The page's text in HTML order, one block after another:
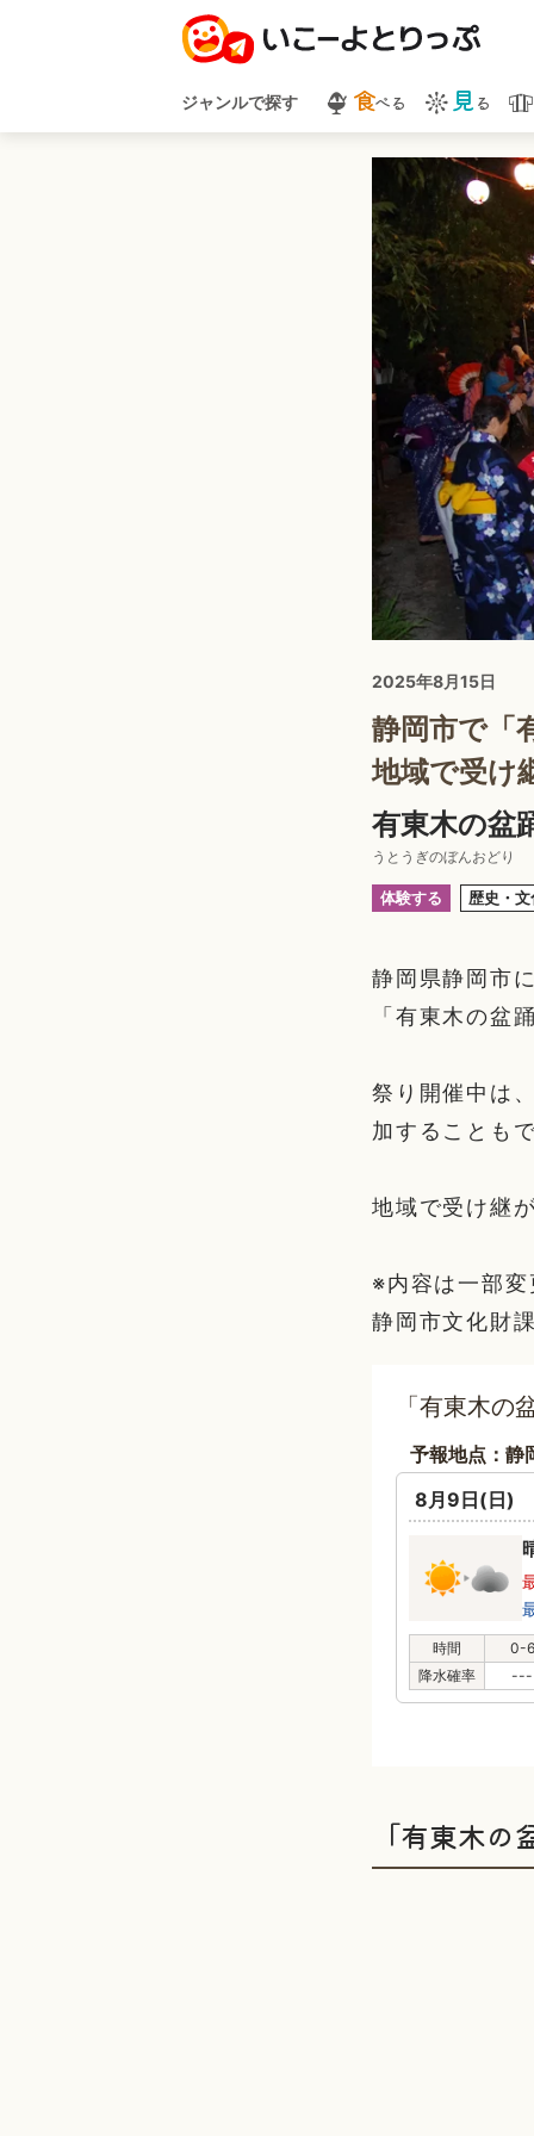
ジャンルで探す 食べる 見 る
2025年8月15日
静岡市で「
地域で受け
有東木の盆
うとうぎのぼんおどり
体験する 歴史・
静岡県静岡市
「有東木の盆
祭り開催中は
加することも
地域で受け継
※内容は一部
静岡市文化財
「有東木
予報地点：静
8月9日(日)
時間
0-6
降水確率
---
「有東木